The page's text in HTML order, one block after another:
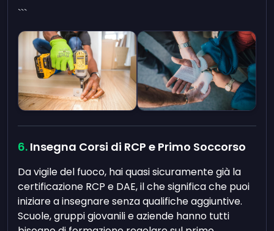
```
Insegna Corsi di RCP e Primo Soccorso
Da vigile del fuoco, hai quasi sicuramente già la
certificazione RCP e DAE, il che significa che puoi
iniziare a insegnare senza qualifiche aggiuntive.
Scuole, gruppi giovanili e aziende hanno tutti